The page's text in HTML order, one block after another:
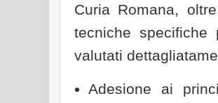
Curia Romana,
tecniche
valutati
Adesione ai